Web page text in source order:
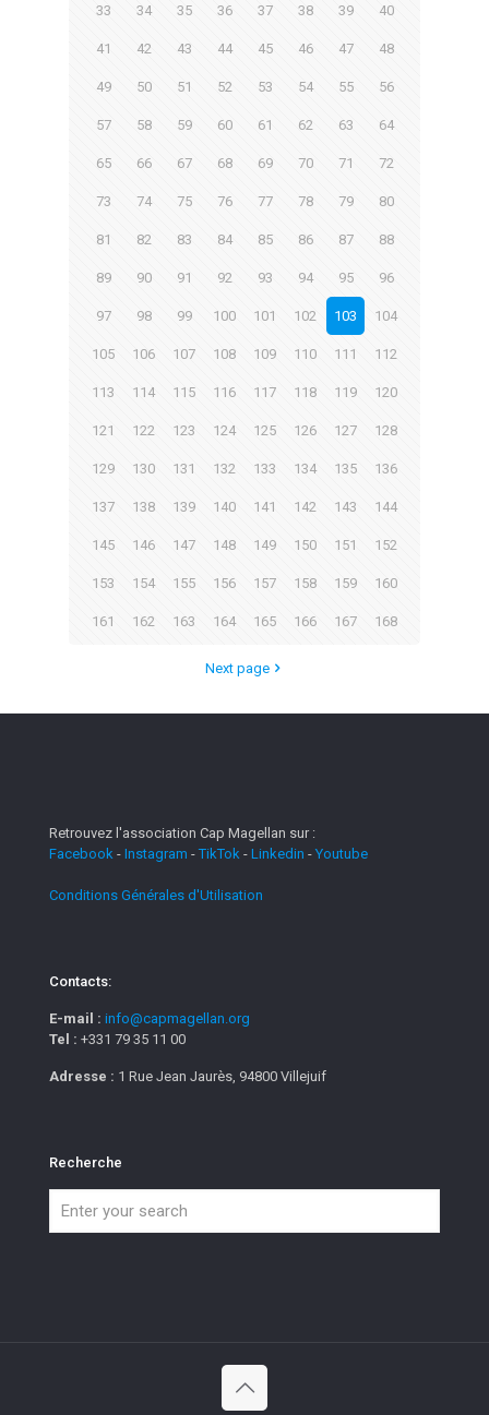
33 34 35 36 37 38 39 40
41 42 43 44 45 46 47 48
49 50 51 52 53 54 55 56
57 58 59 60 61 62 63 64
65 66 67 68 69 70 71 72
73 74 75 76 77 78 79 80
81 82 83 84 85 86 87 88
89 90 91 92 93 94 95 96
97 98 99 100 101 102 103 104
105 106 107 108 109 110 111 112
113 114 115 116 117 118 119 120
121 122 123 124 125 126 127 128
129 130 131 132 133 134 135 136
137 138 139 140 141 142 143 144
145 146 147 148 149 150 151 152
153 154 155 156 157 158 159 160
161 162 163 164 165 166 167 168
Next page
Retrouvez l'association Cap Magellan sur :
Facebook - Instagram -TikTok - Linkedin - Youtube
Conditions Générales d'Utilisation
Contacts:
E-mail : info@capmagellan.org
Tel : +331 79 35 11 00
Adresse : 1 Rue Jean Jaurès, 94800 Villejuif
Recherche